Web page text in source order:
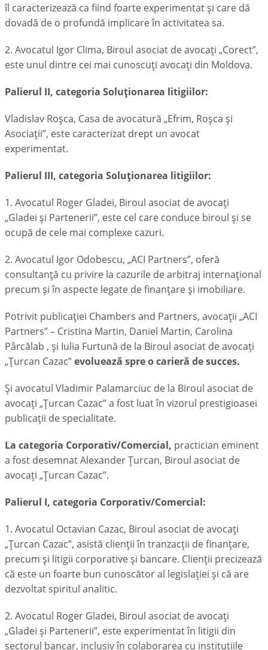
îl caracterizează ca fiind foarte experimentat și care dă
dovadă de o profundă implicare în activitatea sa.
2. Avocatul Igor Clima, Biroul asociat de avocaţi „Corect”,
este unul dintre cei mai cunoscuţi avocaţi din Moldova.
Palierul II, categoria Soluţionarea litigiilor:
Vladislav Roşca, Casa de avocatură „Efrim, Roșca și
Asociații”, este caracterizat drept un avocat
experimentat.
Palierul III, categoria Soluţionarea litigiilor:
1. Avocatul Roger Gladei, Biroul asociat de avocaţi
„Gladei și Partenerii”, este cel care conduce biroul și se
ocupă de cele mai complexe cazuri.
2. Avocatul Igor Odobescu, „ACI Partners”, oferă
consultanță cu privire la cazurile de arbitraj internațional
precum și în aspecte legate de finanțare și imobiliare.
Potrivit publicației Chambers and Partners, avocații „ACI
Partners” – Cristina Martin, Daniel Martin, Carolina
Pârcălab , și Iulia Furtună de la Biroul asociat de avocaţi
„Ţurcan Cazac”evoluează spre o carieră de succes.
Și avocatul Vladimir Palamarciuc de la Biroul asociat de
avocați „Țurcan Cazac” a fost luat în vizorul prestigioasei
publicații de specialitate.
La categoria Corporativ/Comercial, practician eminent
a fost desemnatAlexander Ţurcan, Biroul asociat de
avocaţi „Ţurcan Cazac”.
Palierul I, categoria Corporativ/Comercial:
1. Avocatul Octavian Cazac, Biroul asociat de avocaţi
„Ţurcan Cazac”, asistă clienții în tranzacții de finanțare,
precum și litigii corporative şi bancare. Clienţii precizează
că este un foarte bun cunoscător al legislaţiei şi că are
dezvoltat spiritul analitic.
2. Avocatul Roger Gladei, Biroul asociat de avocaţi
„Gladei și Partenerii”, este experimentat în litigii din
sectorul bancar, inclusiv în colaborarea cu instituțiile